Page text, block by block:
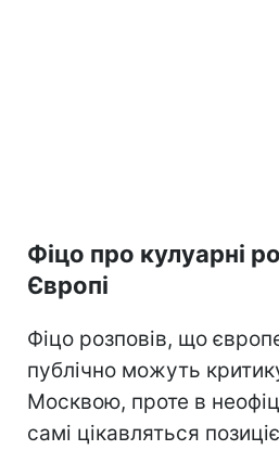
Фіцо про кулуарні
Європі
Фіцо розповів, що
публічно можуть
Москвою, проте в
самі цікавляться